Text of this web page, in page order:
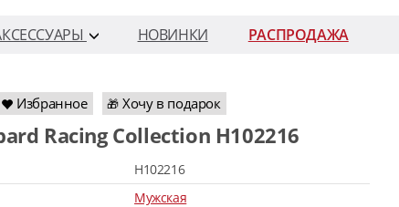
НОВИНКИ
РАСПРОДАЖА
Избранное 🎁 Хочу в подарок
Racing Collection H102216
H102216
Мужская